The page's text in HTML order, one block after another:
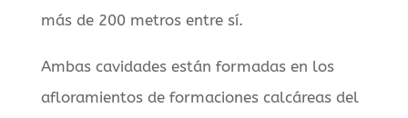
más de 200 metros entre sí.
Ambas cavidades están formadas en los
afloramientos de formaciones calcáreas del